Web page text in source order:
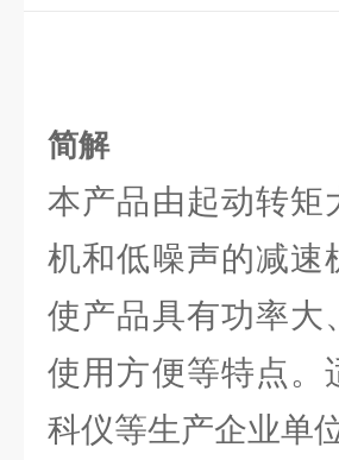
简解
本产品由起动转矩
机和低噪声的减速
使产品具有功率大
使用方便等特点。
科仪等生产企业单